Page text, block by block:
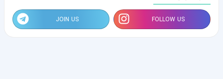
FOLLOW US
JOIN US